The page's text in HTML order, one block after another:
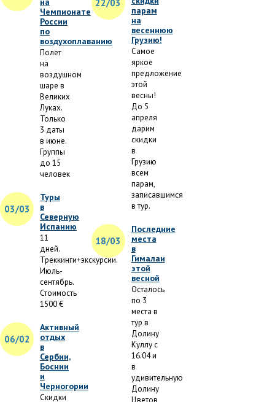
Чемпионате
России
по
воздухоплаванию
Полет
на
воздушном
шаре в
Великих
Луках.
Только
3 даты
в июне.
Группы
до 15
человек
03/03
Туры
в
Северную
Испанию
11
дней.
Треккинги+экскурсии.
Июль-
сентябрь.
Стоимость
1500 €
06/02
Активный
отдых
в
Сербии,
Боснии
и
Черногории
Скидки
22/03
парам
на
весеннюю
Грузию!
Самое
яркое
предложение
этой
весны!
До 5
апреля
дарим
скидки
в
Грузию
всем
парам,
записавшимся
в тур.
18/03
Последние
места
в
Гималаи
этой
весной
Осталось
по 3
места в
тур в
Долину
Куллу с
16.04 и
в
удивительную
Долину
Цветов